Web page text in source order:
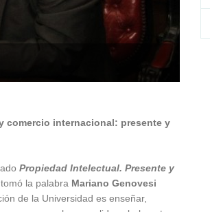
comercio internacional: presente y
Propiedad Intelectual. Presente y
, tomó la palabra Mariano Genovesi
de la Universidad es enseñar,